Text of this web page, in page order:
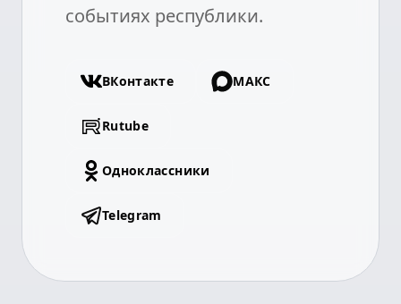
событиях республики.
ВКонтакте МАКС
Rutube
Одноклассники
Telegram